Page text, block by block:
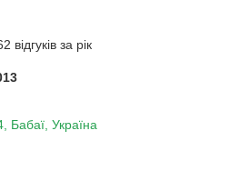
за рік
Бабаї, Україна